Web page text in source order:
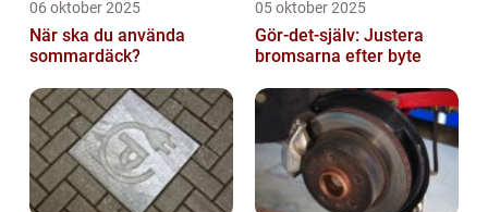
06 oktober 2025
När ska du använda
sommardäck?
05 oktober 2025
Gör-det-själv: Justera
bromsarna efter byte